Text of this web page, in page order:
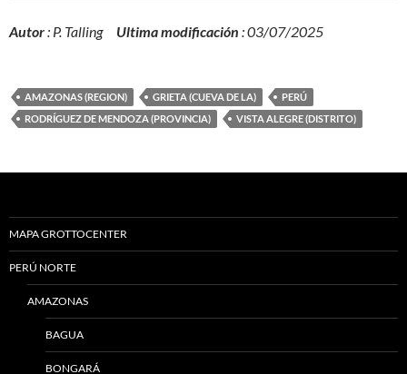
Autor: P. Talling Ultima modificación : 03/07/2025
AMAZONAS (REGION) GRIETA (CUEVA DE LA)
PERÚ
RODRÍGUEZ DE MENDOZA (PROVINCIA)
VISTA ALEGRE (DISTRITO)
MAPA GROTTOCENTER
PERÚ NORTE
AMAZONAS
BAGUA
BONGARÁ